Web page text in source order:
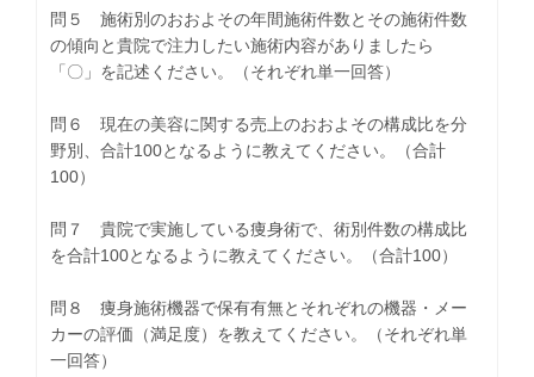
問５ 施術別のおおよその年間施術件数とその施術件数
の傾向と貴院で注力したい施術内容がありましたら
「〇」を記述ください。（それぞれ単一回答）
問６ 現在の美容に関する売上のおおよその構成比を分
野別、合計100となるように教えてください。（合計
100）
問７ 貴院で実施している痩身術で、術別件数の構成比
を合計100となるように教えてください。（合計100）
問８ 痩身施術機器で保有有無とそれぞれの機器・メー
カーの評価（満足度）を教えてください。（それぞれ単
一回答）